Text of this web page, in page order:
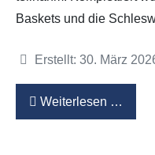
Baskets und die
Details
Erstellt: 30. März
Weiterlesen …